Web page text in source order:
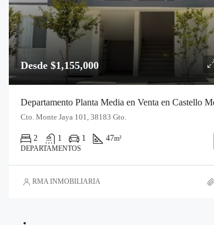
Desde $1,155,000
Cto. Monte Jaya 101, 38183 Gto.
2 1 1 47m²
DEPARTAMENTOS
RMA INMOBILIARIA